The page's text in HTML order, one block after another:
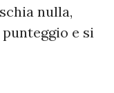
nulla,
e si